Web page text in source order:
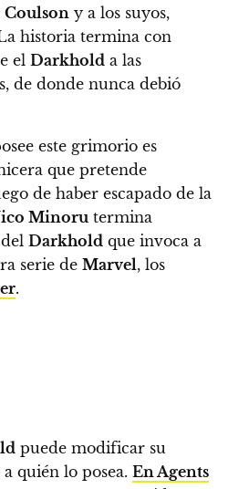
Coulson y a los suyos,
historia termina con
el Darkhold a las
de donde nunca debió
este grimorio es
que pretende
de haber escapado de la
Minorutermina
Darkhold que invoca a
serie de Marvel, los
.
puede modificar su
quién lo posea. En Agents